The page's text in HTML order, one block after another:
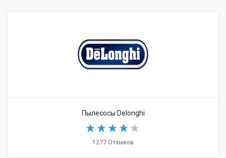
Пылесосы Delonghi
1277 Отзывов